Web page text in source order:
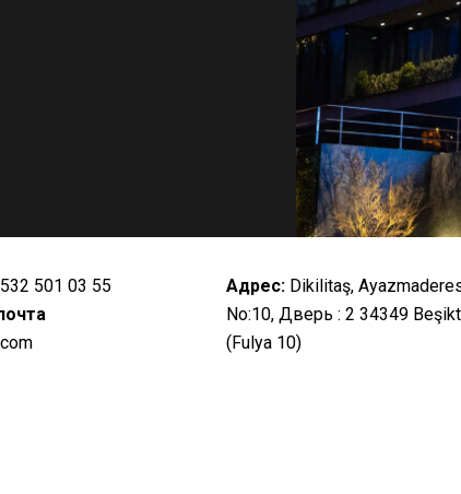
501 03 55
Адрес:Dikilitaş,
No:10, Дверь : 2 34349
(Fulya 10)